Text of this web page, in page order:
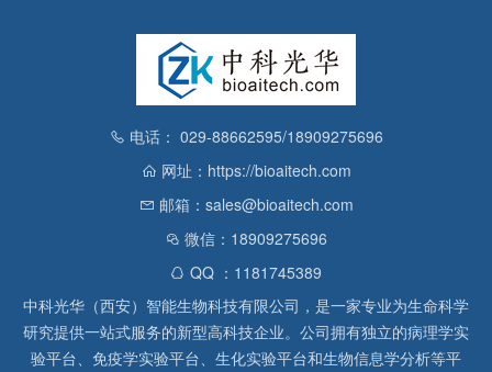
电话： 029-88662595/18909275696
网址：https://bioaitech.com
邮箱：sales@bioaitech.com
微信：18909275696
QQ ：1181745389
中科光华（西安）智能生物科技有限公司，是一家专业为生命科学
研究提供一站式服务的新型高科技企业。公司拥有独立的病理学实
验平台、免疫学实验平台、生化实验平台和生物信息学分析等平